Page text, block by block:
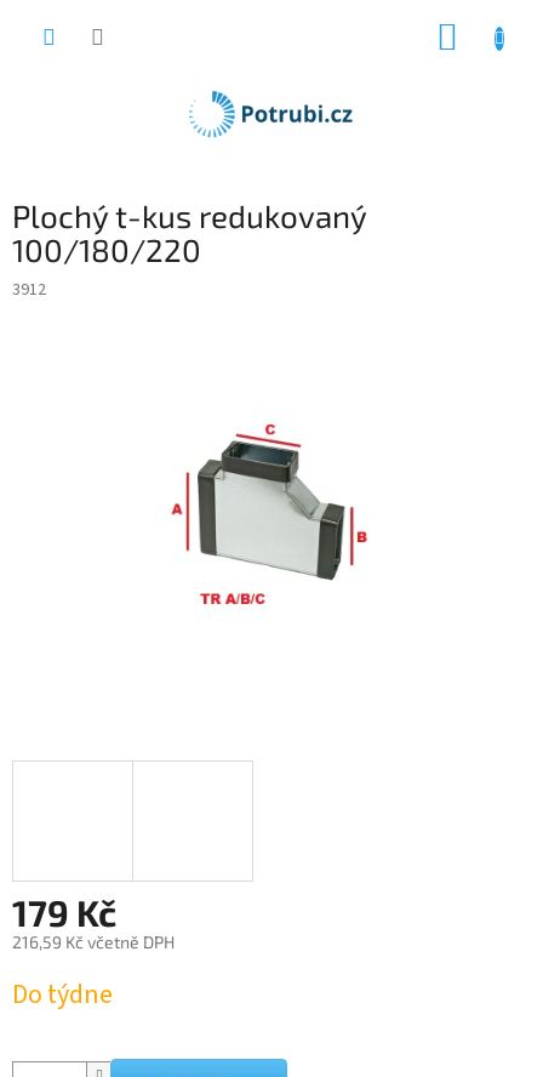
Plochý t-kus redukovaný
100/180/220
3912
179 Kč
216,59 Kč včetně DPH
cena:
Do týdne